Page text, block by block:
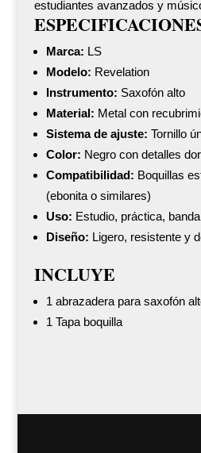
estudiantes avanzados y
Marca: LS
Modelo: Revelation
Instrumento: Saxofón alto
Material: Metal con
Sistema de ajuste: Tornillo
Color: Negro con detalles
Compatibilidad: Boquillas
(ebonita o similares)
Uso: Estudio, práctica,
Diseño: Ligero, resistente y
INCLUYE
1 abrazadera para saxofón
1 Tapa boquilla